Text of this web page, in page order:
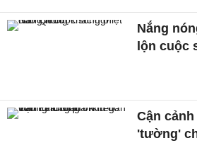
Nắng
lộn cuộc
Cận
'tường'